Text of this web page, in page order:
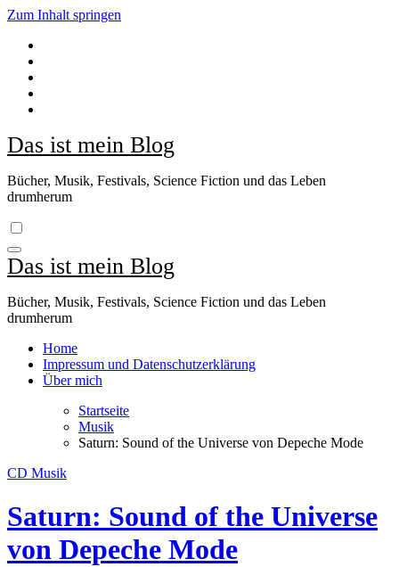
Zum Inhalt springen
Das ist mein Blog
Bücher, Musik, Festivals, Science Fiction und das Leben
drumherum
Das ist mein Blog
Bücher, Musik, Festivals, Science Fiction und das Leben
drumherum
Home
Impressum und Datenschutzerklärung
Über mich
Startseite
Musik
Saturn: Sound of the Universe von Depeche Mode
CD Musik
Saturn: Sound of the Universe
von Depeche Mode